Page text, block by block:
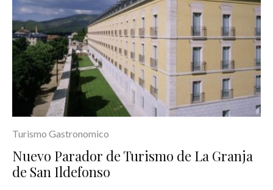
Turismo Gastronomico
Nuevo Parador de Turismo de La Granja
de San Ildefonso